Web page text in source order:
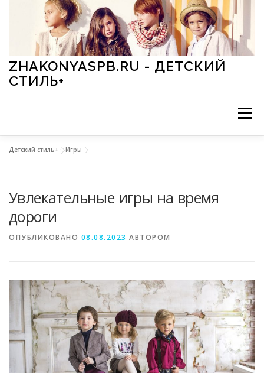
Перейти к содержимому
ZHAKONYASPB.RU - ДЕТСКИЙ
СТИЛЬ+
Меню
ПРАЗДНИКИ СТИЛЬ СТАТЬИ
Детский стиль+ »Игры
Увлекательные игры на время
дороги
ОПУБЛИКОВАНО 08.08.2023 АВТОРОМ